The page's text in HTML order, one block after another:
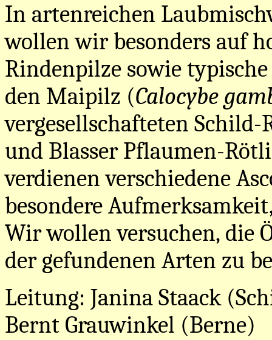
In artenreichen
wollen wir besonders auf
Rindenpilze sowie
den Maipilz (Calocybe
vergesellschafteten
und Blasser Pflaumen-
verdienen verschiedene
besondere
Wir wollen versuchen, die
der gefundenen Arten zu
Leitung: Janina Staack
Bernt Grauwinkel (Berne)